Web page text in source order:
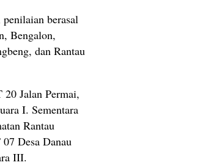
berasal
Bengalon,
dan Rantau
Jalan Permai,
I. Sementara
Rantau
Desa Danau
III.